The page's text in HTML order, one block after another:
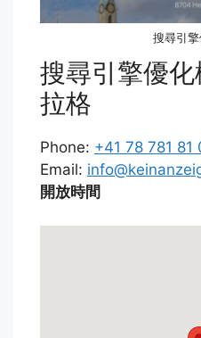
搜尋引
搜尋引擎優
拉格
Phone: +41 78 781 81
Email:
開放時間